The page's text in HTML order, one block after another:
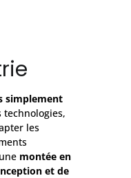
simplement
les
montée en
et de